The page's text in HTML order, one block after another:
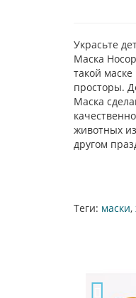
Украсьте
Маска
такой
просторы.
Маска
животных
другом
Теги: маски,